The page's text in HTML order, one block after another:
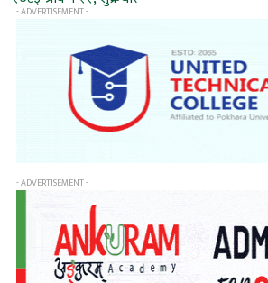
- ADVERTISEMENT -
- ADVERTISEMENT -